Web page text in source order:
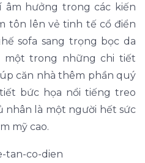
hưởng trong các kiến
tôn lên vẻ tinh tế cổ điển
sofa sang trọng bọc da
một trong những chi tiết
căn nhà thêm phần quý
bức họa nổi tiếng treo
nhân là một người hết sức
mỹ cao.